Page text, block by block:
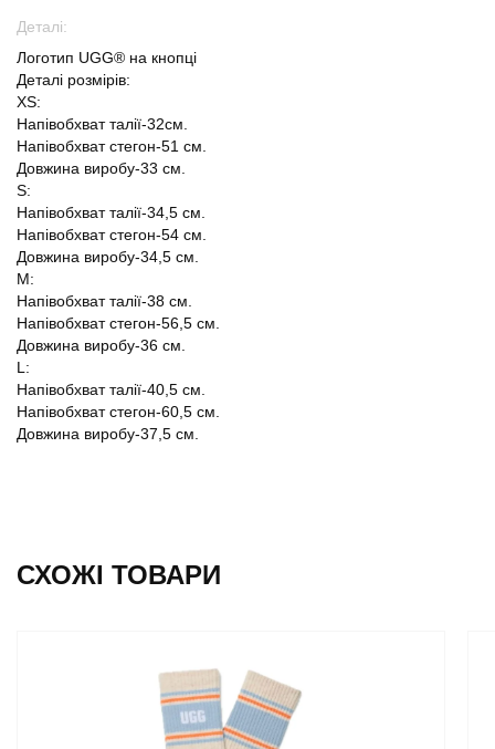
Деталі:
Логотип UGG® на кнопці
Деталі розмірів:
XS:
Напівобхват талії-32см.
Напівобхват стегон-51 см.
Довжина виробу-33 см.
S:
Напівобхват талії-34,5 см.
Напівобхват стегон-54 см.
Довжина виробу-34,5 см.
M:
Напівобхват талії-38 см.
Напівобхват стегон-56,5 см.
Довжина виробу-36 см.
L:
Напівобхват талії-40,5 см.
Напівобхват стегон-60,5 см.
Довжина виробу-37,5 см.
СХОЖІ ТОВАРИ